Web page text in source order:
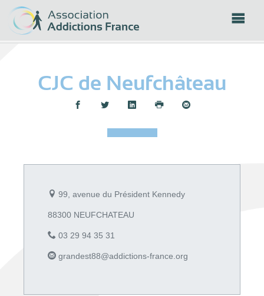
CJC de Neufchâteau
Partager :
99, avenue du Président Kennedy
88300 NEUFCHATEAU
03 29 94 35 31
grandest88@addictions-france.org
Panneau de gestion des cookies